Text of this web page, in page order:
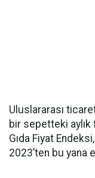
Uluslararası
bir sepetteki
Gıda Fiyat
2023’ten bu yana